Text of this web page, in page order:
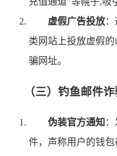
虚假广告投放
类网站上投放虚假
骗网址。
（三）钓鱼邮件
伪装官方通知
件，声称用户的钱